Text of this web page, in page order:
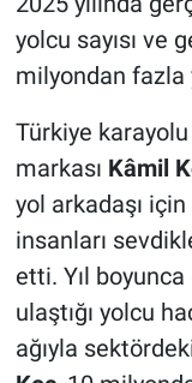
yolcu sayısı ve
milyondan fazla
Türkiye karayolu
markası Kâmil
yol arkadaşı için
insanları
etti. Yıl
ulaştığı yolcu
ağıyla